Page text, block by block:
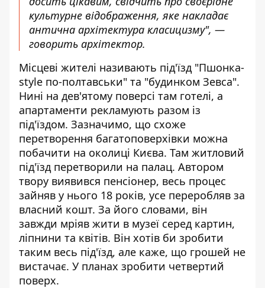
культурне відображення, яке накладає
антична архітектура класицизму", —
говорить архітектор.
Місцеві жителі називають під'їзд "Пшонка-
style по-полтавськи" та "будинком Зевса".
Нині на дев'ятому поверсі там готелі, а
апартаменти рекламують разом із
під'їздом. Зазначимо, що схоже
перетворення багатоповерхівки можна
побачити на околиці Києва. Там житловий
під'їзд перетворили на палац. Автором
твору виявився пенсіонер, весь процес
зайняв у нього 18 років, усе переробляв за
власний кошт. За його словами, він
завжди мріяв жити в музеї серед картин,
ліпнини та квітів. Він хотів би зробити
таким весь під'їзд, але каже, що грошей не
вистачає. У планах зробити четвертий
поверх.